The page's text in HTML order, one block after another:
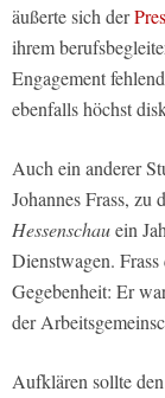
äußerte sich der
ihrem
Engagement
ebenfalls höchst
Auch ein anderer
Johannes Frass, zu
Hessenschauein
Dienstwagen.
Gegebenheit: Er
der
Aufklären sollte